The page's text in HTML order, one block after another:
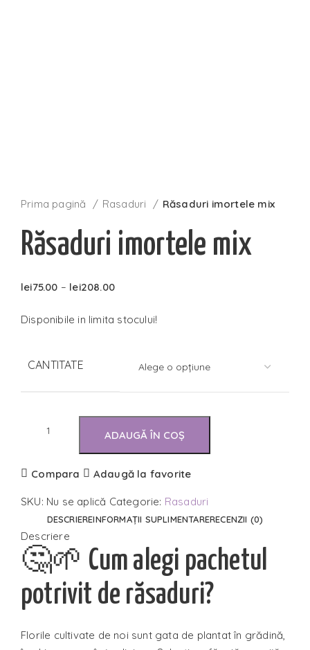
Prima pagină Rasaduri Răsaduri imortele mix
Răsaduri imortele mix
lei75.00 – lei208.00
Disponibile in limita stocului!
CANTITATE
ADAUGĂ ÎN COȘ
Compara Adaugă la favorite
SKU: Nu se aplică Categorie: Rasaduri
DESCRIEREINFORMAȚII SUPLIMENTARERECENZII (0)
Descriere
🤔🌱 Cum alegi pachetul
potrivit de răsaduri?
Florile cultivate de noi sunt gata de plantat în grădină,